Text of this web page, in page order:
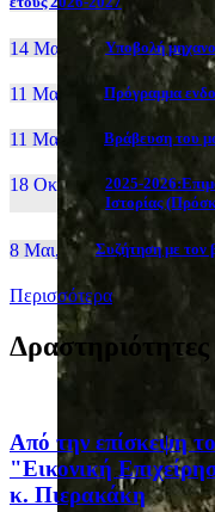
14 Μαι, 26 Yποβολή
11 Μαι, 26 Πρόγραμμα
11 Μαι, 26 Βράβευση του
18 Οκτ, 25
2025-
Ιστορίας
8 Μαι, 26 Συζήτηση με τον
Περισσότερα
Δραστηριότητες
Από την επίσκεψη
"Εικονική
κ. Πιερακάκη